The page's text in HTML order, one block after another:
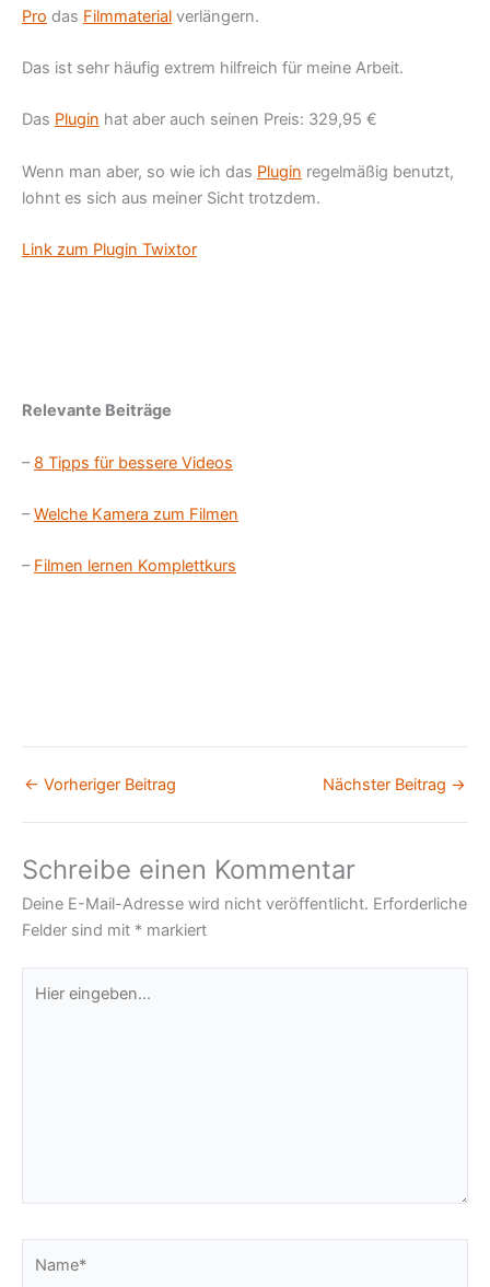
Pro das Filmmaterial verlängern.
Das ist sehr häufig extrem hilfreich für meine Arbeit.
Das Plugin hat aber auch seinen Preis: 329,95 €
Wenn man aber, so wie ich das Plugin regelmäßig benutzt,
lohnt es sich aus meiner Sicht trotzdem.
Link zum Plugin Twixtor
Relevante Beiträge
– 8 Tipps für bessere Videos
–Welche Kamera zum Filmen
– Filmen lernen Komplettkurs
← Vorheriger Beitrag Nächster Beitrag →
Schreibe einen Kommentar
Deine E-Mail-Adresse wird nicht veröffentlicht. Erforderliche
Felder sind mit * markiert
eingeben…